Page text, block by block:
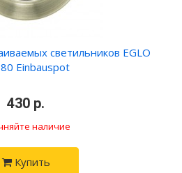
светильников EGLO
Einbauspot
430 р.
наличие
Купить